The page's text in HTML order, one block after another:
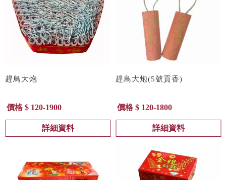
趕鳥大炮
價格 $ 120-1900
詳細資料
趕鳥大炮(5號貢香)
價格 $ 120-1800
詳細資料